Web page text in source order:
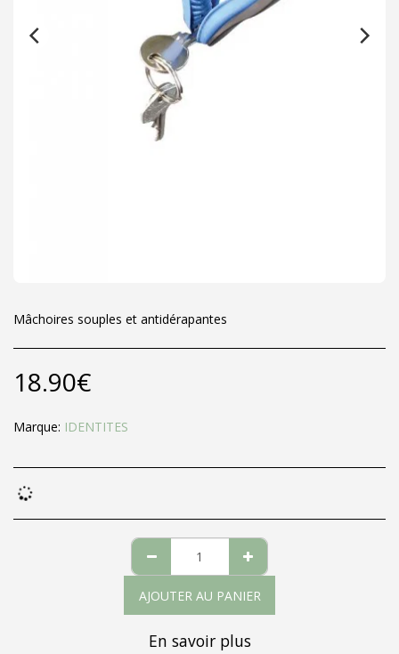
Mâchoires souples et antidérapantes
18.90€
Marque: IDENTITES
AJOUTER AU PANIER
En savoir plus